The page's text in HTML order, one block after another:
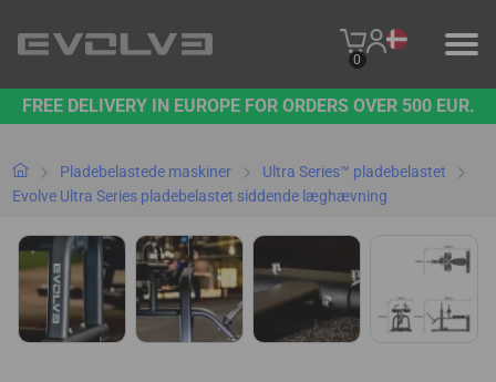
0
PRODUKTER
VORES BRAND
B2B PLATFORM
FREE DELIVERY IN EUROPE FOR ORDERS OVER 500 EUR.
Pladebelastede maskiner
Ultra Series™ pladebelastet
Evolve Ultra Series pladebelastet siddende læghævning